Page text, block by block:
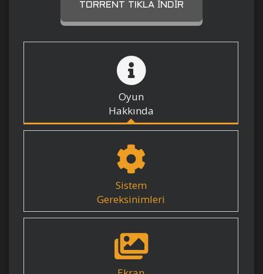
TORRENT TIKLA İNDIR
Oyun
Hakkında
Sistem
Gereksinimleri